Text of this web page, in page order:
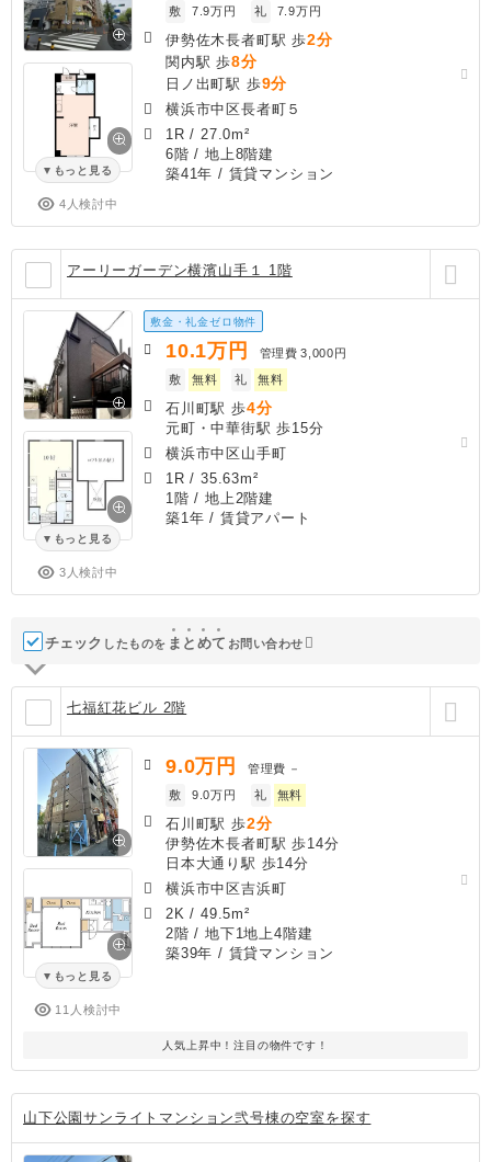
もっと見る
4人検討中
敷
7.9万円 礼 7.9万円
伊勢佐木長者町駅 歩2分
関内駅 歩8分
日ノ出町駅 歩9分
横浜市中区長者町５
1R / 27.0m²
6階 / 地上8階建
築41年 / 賃貸マンション
アーリーガーデン横濱山手１ 1階
もっと見る
3人検討中
敷金・礼金ゼロ物件
10.1万円 管理費 3,000円
敷
無料 礼 無料
石川町駅 歩4分
元町・中華街駅 歩15分
横浜市中区山手町
1R /35.63m²
1階 / 地上2階建
築1年 / 賃貸アパート
チェック したものを ま と めて お問い合わせ
七福紅花ビル 2階
もっと見る
11人検討中
9.0万円 管理費 －
敷
9.0万円 礼 無料
石川町駅 歩2分
伊勢佐木長者町駅 歩14分
日本大通り駅 歩14分
横浜市中区吉浜町
2K /49.5m²
2階 / 地下1地上4階建
築39年 / 賃貸マンション
人気上昇中！注目の物件です！
山下公園サンライトマンション弐号棟の空室を探す